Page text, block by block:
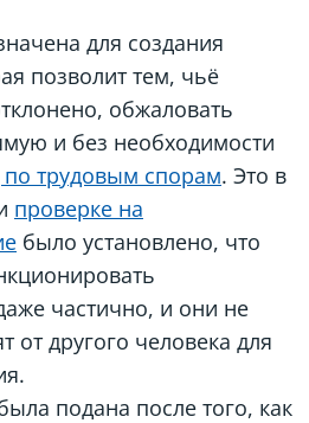
для создания
позволит тем, чьё
обжаловать
и без необходимости
по трудовым спорам. Это в
проверке на
было установлено, что
частично, и они не
от другого человека для
подана после того, как